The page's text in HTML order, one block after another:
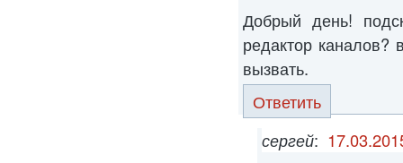
Добрый день!
редактор каналов?
вызвать.
Ответить
сергей: